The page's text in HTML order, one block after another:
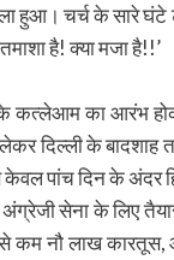
हुआ। चर्च के सारे
है! क्या मजा है!!’
कत्लेआम का आरंभ
दिल्ली के बादशाह
केवल पांच दिन के अंदर
सेना के लिए
नौ लाख कारतूस,